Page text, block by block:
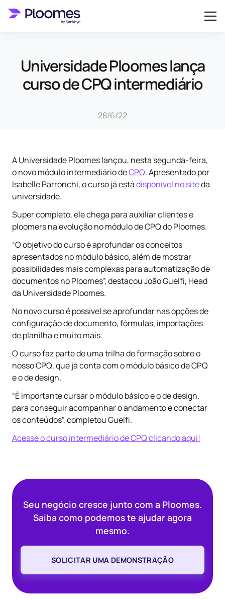
Universidade Ploomes lança
curso de CPQ intermediário
28/6/22
A Universidade Ploomes lançou, nesta segunda-feira,
o novo módulo intermediário deCPQ. Apresentado por
Isabelle Parronchi, o curso já estádisponível no siteda
universidade.
Super completo, ele chega para auxiliar clientes e
ploomers na evolução no módulo de CPQ do Ploomes.
“O objetivo do curso é aprofundar os conceitos
apresentados no módulo básico, além de mostrar
possibilidades mais complexas para automatização de
documentos no Ploomes”, destacou João Guelfi, Head
da Universidade Ploomes.
No novo curso é possível se aprofundar nas opções de
configuração de documento, fórmulas, importações
de planilha e muito mais.
O curso faz parte de uma trilha de formação sobre o
nosso CPQ, que já conta com o módulo básico de CPQ
e o de design.
“É importante cursar o módulo básico e o de design,
para conseguir acompanhar o andamento e conectar
os conteúdos”, completou Guelfi.
Acesse o curso intermediário de CPQ clicando aqui!
Seu negócio cresce junto com a Ploomes.
Saiba como podemos te ajudar agora
mesmo.
SOLICITAR UMA DEMONSTRAÇÃO